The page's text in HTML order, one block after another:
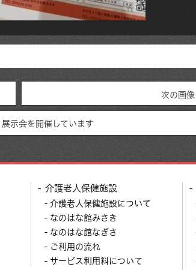
次の画像
展示会を開催しています
介護老人保健施設
介護老人保健施設について
なのはな館みさき
なのはな館なぎさ
ご利用の流れ
サービス利用料について